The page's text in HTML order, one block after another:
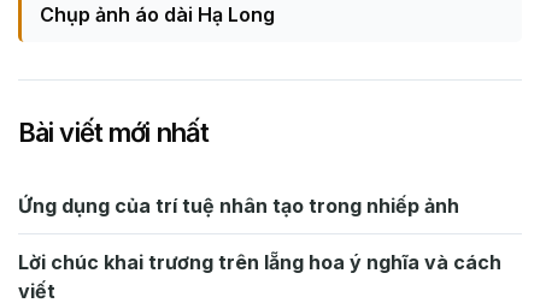
Chụp ảnh áo dài Hạ Long
Bài viết mới nhất
Ứng dụng của trí tuệ nhân tạo trong nhiếp ảnh
Lời chúc khai trương trên lẵng hoa ý nghĩa và cách
viết